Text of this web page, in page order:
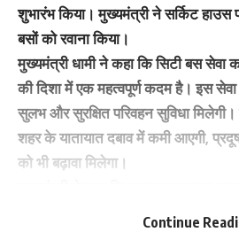
शुभारंभ किया। मुख्यमंत्री ने सर्किट हाउस
बसों को रवाना किया।
मुख्यमंत्री धामी ने कहा कि सिटी बस सेवा
की दिशा में एक महत्वपूर्ण कदम है। इस
सुलभ और सुरक्षित परिवहन सुविधा
शहर के यातायात दबाव में कमी आएगी,
को भी बढ़ावा मिलेगा।
में आधुनिक, पर्यावरण अनुकूल और सुरक्षित
Continue